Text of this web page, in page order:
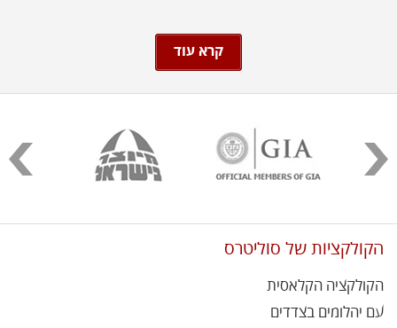
קרא עוד
הקולקציות של סוליטרס
הקולקציה הקלאסית
עם יהלומים בצדדים